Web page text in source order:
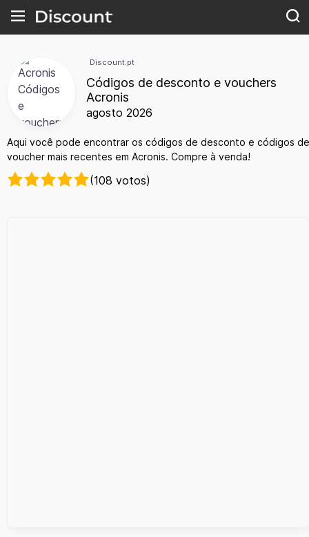
Discount.pt
Códigos de desconto e vouchers
Acronis
agosto 2026
Aqui você pode encontrar os códigos de desconto e códigos de
voucher mais recentes em Acronis. Compre à venda!
(108 votos)